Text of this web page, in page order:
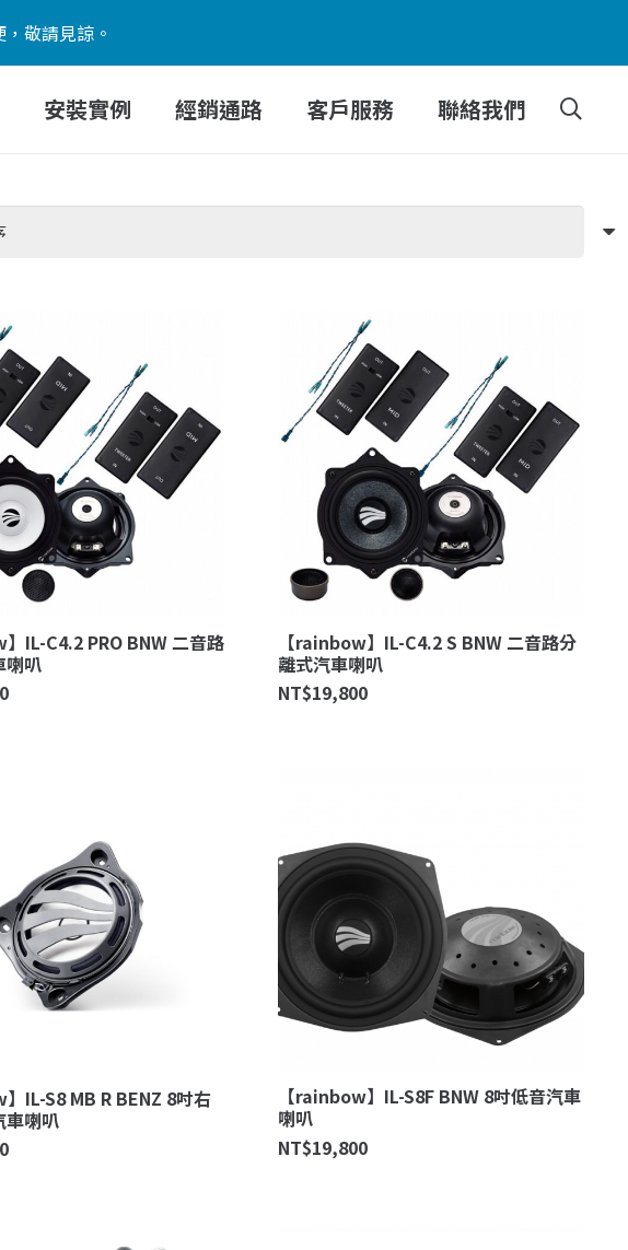
敬請見諒。
安裝實例 經銷通路 客戶服務 聯絡我們
】IL-C4.2 PRO BNW 二音路
喇叭
【rainbow】IL-C4.2 S BNW 二音路分
離式汽車喇叭
NT$19,800
】IL-S8 MB R BENZ 8吋右
車喇叭
【rainbow】IL-S8F BNW 8吋低音汽車
喇叭
NT$19,800